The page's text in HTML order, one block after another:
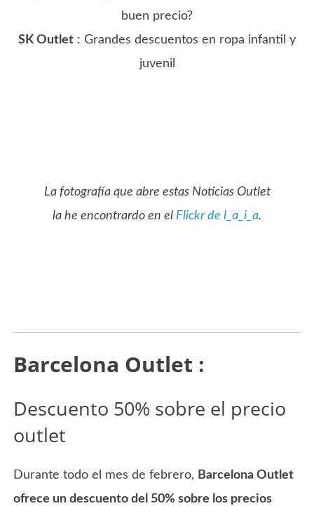
buen precio?
SK Outlet : Grandes descuentos en ropa infantil y
juvenil
La fotografía que abre estas Noticias Outlet
la he encontrardo en el Flickr de l_a_i_a.
Barcelona Outlet :
Descuento 50% sobre el precio
outlet
Durante todo el mes de febrero, Barcelona Outlet
ofrece un descuento del 50% sobre los precios